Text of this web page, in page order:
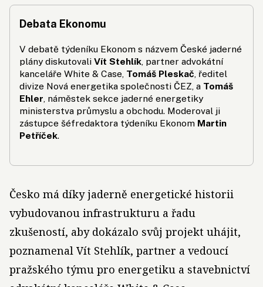
Debata Ekonomu
V debatě týdeníku Ekonom s názvem České jaderné
plány diskutovali Vít Stehlík, partner advokátní
kanceláře White & Case, Tomáš Pleskač, ředitel
divize Nová energetika společnosti ČEZ, a Tomáš
Ehler, náměstek sekce jaderné energetiky
ministerstva prů­myslu a obchodu. Moderoval ji
zástupce šéfredaktora týdeníku Ekonom Martin
Petříček.
Česko má díky jaderně energetické historii
vybudovanou infrastrukturu a řadu
zkušeností, aby dokázalo svůj projekt uhájit,
poznamenal Vít Stehlík, partner a vedoucí
pražského týmu pro energetiku a stavebnictví